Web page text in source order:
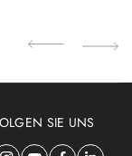
SIE UNS